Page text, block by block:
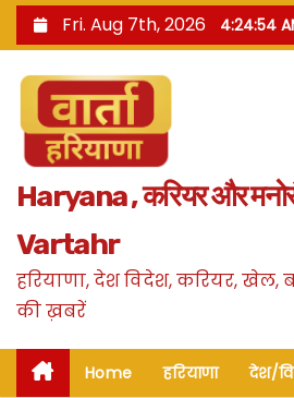
k
n
Fri. Aug 7th, 2026 4:24:55
Haryana , करियर और
Vartahr
हरियाणा, देश विदेश, करियर, खेल,
की ख़बरें
Home हरियाणा देश/